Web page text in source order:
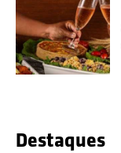
Destaques